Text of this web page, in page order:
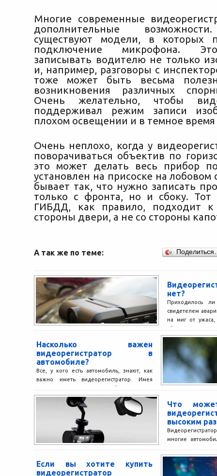
Многие современные
дополнительные
существуют модели, в которых
подключение микрофона.
записывать водителю не только
и, например, разговоры с
тоже может быть весьма
возникновения различных
Очень желательно, чтобы
поддерживал режим записи
плохом освещении и в темное время
Очень неплохо, когда у
поворачиваться объектив по
это может делать весь прибор
установлен на присоске на лобовом
бывает так, что нужно записать
только с фронта, но и сбоку. Тот
ГИБДД, как правило, подходит
стороны двери, а не со стороны
А так же по теме:
нет?
Приходилось
свидетелем
на миг от ужаса,
сбивали
Насколько важен
видеорегистратор в
автомобиле?
Все, у кого есть автомобиль, знают, как
важно иметь видеорегистратор. Имея
видеорегистратор, каждый владелец
автомобиля снижает целый ряд рисков.
Что
высоким
многие
незаменимые
устройства....
Если вы хотите купить
видеорегистратор